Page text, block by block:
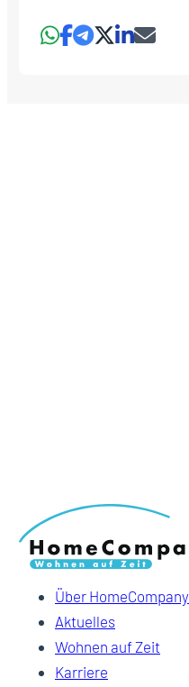
Über HomeCompany
Aktuelles
Wohnen auf Zeit
Karriere